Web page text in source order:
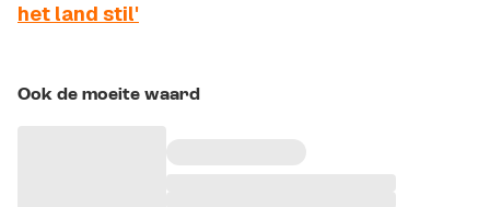
het land stil'
Ook de moeite waard